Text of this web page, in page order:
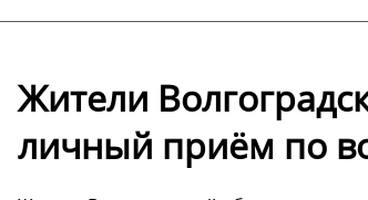
Жители
личный приём по